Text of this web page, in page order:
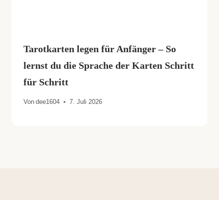
Tarotkarten legen für Anfänger – So
lernst du die Sprache der Karten Schritt
für Schritt
Von dee1604 7. Juli 2026